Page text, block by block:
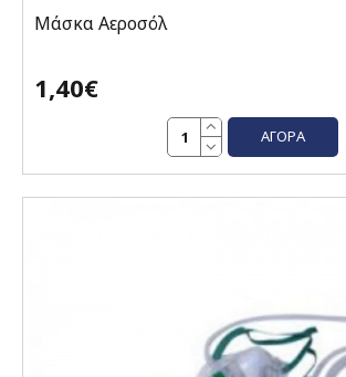
Μάσκα Αεροσόλ
1,40€
ΑΓΟΡΆ